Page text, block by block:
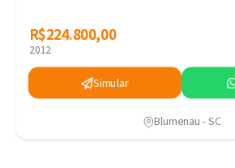
R$224.800,00
R$224.800,00
2012
Simular
Blumenau - SC